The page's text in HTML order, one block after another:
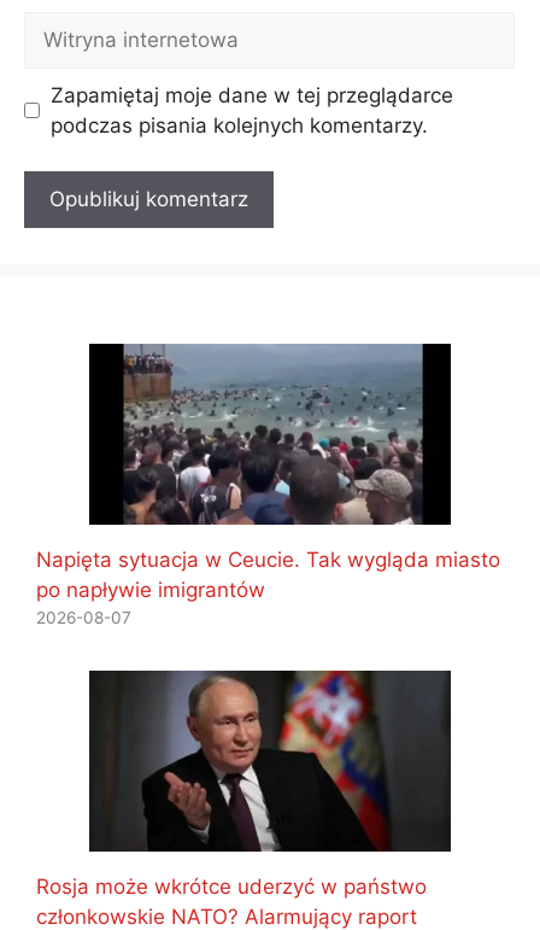
internetowa
Zapamiętaj moje dane w tej przeglądarce
podczas pisania kolejnych komentarzy.
Napięta sytuacja w Ceucie. Tak wygląda miasto
po napływie imigrantów
2026-08-07
Rosja może wkrótce uderzyć w państwo
członkowskie NATO? Alarmujący raport